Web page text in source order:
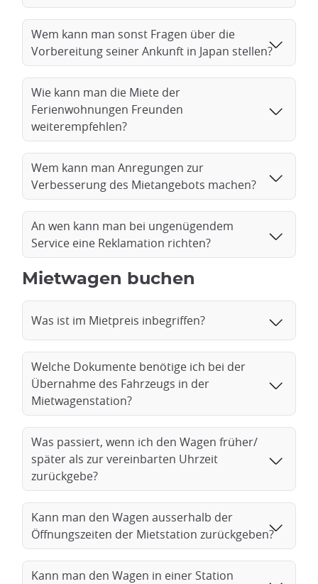
Wem kann man sonst Fragen über die
Vorbereitung seiner Ankunft in Japan stellen?
Wie kann man die Miete der
Ferienwohnungen Freunden
weiterempfehlen?
Wem kann man Anregungen zur
Verbesserung des Mietangebots machen?
An wen kann man bei ungenügendem
Service eine Reklamation richten?
Mietwagen buchen
Was ist im Mietpreis inbegriffen?
Welche Dokumente benötige ich bei der
Übernahme des Fahrzeugs in der
Mietwagenstation?
Was passiert, wenn ich den Wagen früher/
später als zur vereinbarten Uhrzeit
zurückgebe?
Kann man den Wagen ausserhalb der
Öffnungszeiten der Mietstation zurückgeben?
Kann man den Wagen in einer Station